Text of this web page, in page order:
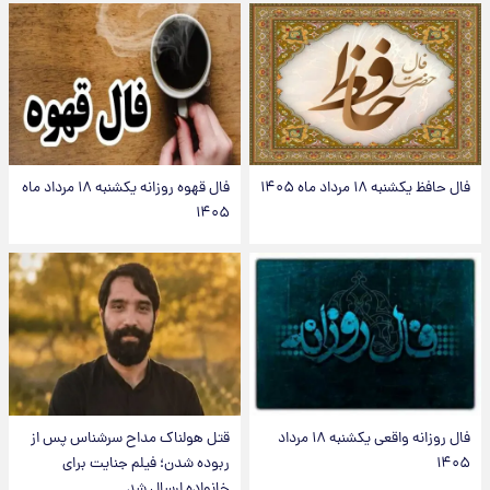
فال حافظ یکشنبه ۱۸ مرداد ماه ۱۴۰۵
فال قهوه روزانه یکشنبه ۱۸ مرداد ماه
۱۴۰۵
فال روزانه واقعی یکشنبه ۱۸ مرداد
۱۴۰۵
قتل هولناک مداح سرشناس پس از
ربوده شدن؛ فیلم جنایت برای